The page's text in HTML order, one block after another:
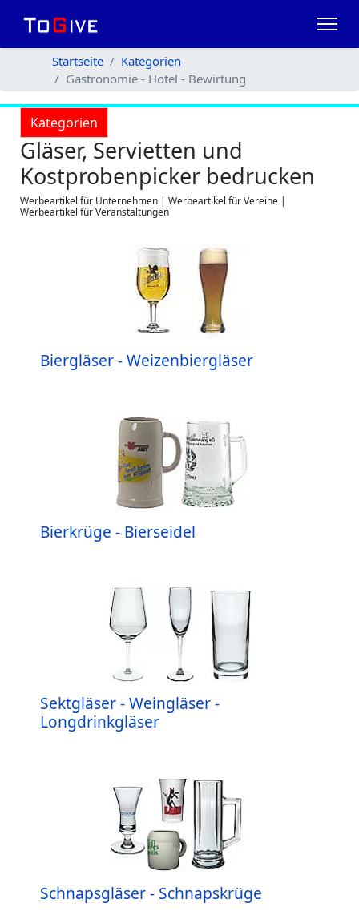
Startseite
Kategorien
Gastronomie - Hotel - Bewirtung
Kategorien
Gläser, Servietten und
Kostprobenpicker bedrucken
Werbeartikel für Unternehmen | Werbeartikel für Vereine |
Werbeartikel für Veranstaltungen
Biergläser - Weizenbiergläser
Bierkrüge - Bierseidel
Sektgläser - Weingläser -
Longdrinkgläser
Schnapsgläser - Schnapskrüge